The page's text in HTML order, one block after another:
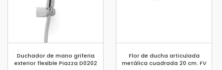
Duchador de mano griferia
exterior flexible Piazza D0202
Flor de ducha articulada
metálica cuadrada 20 cm. FV